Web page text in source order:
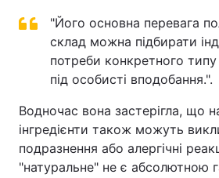
"Його основна перевага
склад можна підбирати
потреби конкретного
під особисті вподобання.".
Водночас вона застерігла, що
інгредієнти також можуть
подразнення або алергічні
"натуральне" не є абсолютною